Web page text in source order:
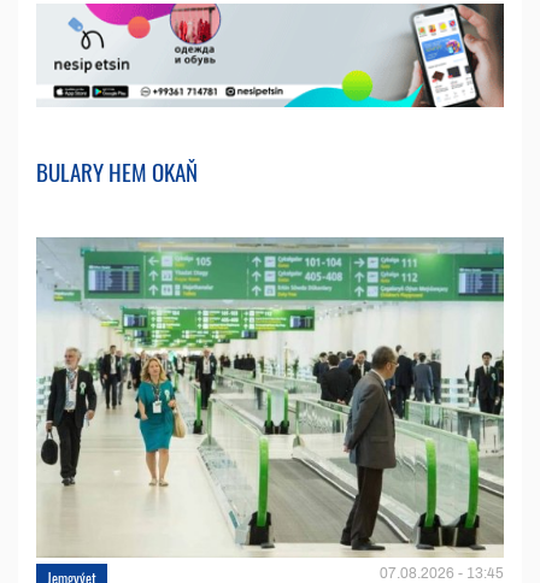
BULARY HEM OKAŇ
Jemgyýet 07.08.2026 - 13:45